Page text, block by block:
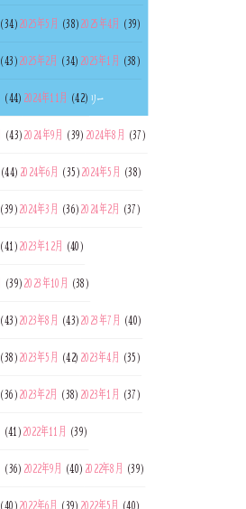
(34) 2025年5月 (38) 2025年4月 (39)
(43) 2025年2月 (34) 2025年1月 (38)
(44) 2024年11月 (42)
(43) 2024年9月 (39) 2024年8月 (37)
(44) 2024年6月 (35) 2024年5月 (38)
(39) 2024年3月 (36) 2024年2月 (37)
(41) 2023年12月 (40)
(39) 2023年10月 (38)
(43) 2023年8月 (43) 2023年7月 (40)
(38) 2023年5月 (42) 2023年4月 (35)
(36) 2023年2月 (38) 2023年1月 (37)
(41) 2022年11月 (39)
(36) 2022年9月 (40) 2022年8月 (39)
(40) 2022年6月 (39) 2022年5月 (40)
リー